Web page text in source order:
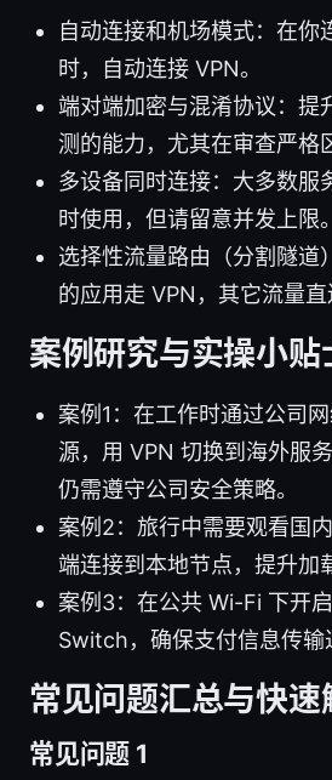
自动连接和机场模式：在你
时，自动连接 VPN。
端对端加密与混淆协议：提
测的能力，尤其在审查严格
多设备同时连接：大多数服
时使用，但请留意并发上限。
选择性流量路由（分割隧道
的应用走 VPN，其它流量直
案例研究与实操小贴
案例1：在工作时通过公司
源，用 VPN 切换到海外服
仍需遵守公司安全策略。
案例2：旅行中需要观看国
端连接到本地节点，提升加
案例3：在公共 Wi-Fi 下开
Switch，确保支付信息传输
常见问题汇总与快速
常见问题 1